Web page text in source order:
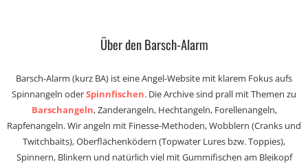
Über den Barsch-Alarm
Barsch-Alarm (kurz BA) ist eine Angel-Website mit klarem Fokus aufs
Spinnangeln oderSpinnfischen. Die Archive sind prall mit Themen zu
Barschangeln, Zanderangeln, Hechtangeln, Forellenangeln,
Rapfenangeln. Wir angeln mit Finesse-Methoden, Wobblern (Cranks und
Twitchbaits), Oberflächenködern (Topwater Lures bzw. Toppies),
Spinnern, Blinkern und natürlich viel mit Gummifischen am Bleikopf